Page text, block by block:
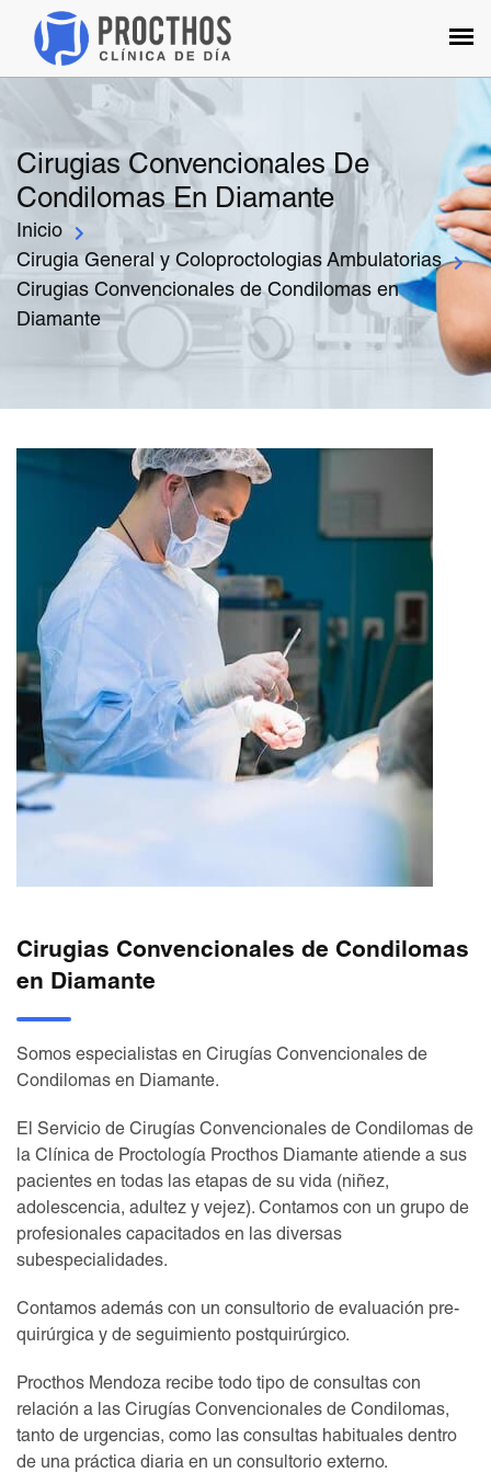
Cirugias Convencionales De
Condilomas En Diamante
Inicio
Cirugia General y Coloproctologias Ambulatorias
Cirugias Convencionales de Condilomas en
Diamante
Cirugias Convencionales de Condilomas
en Diamante
Somos especialistas en Cirugías Convencionales de
Condilomas en Diamante.
El Servicio de Cirugías Convencionales de Condilomas de
la Clínica de Proctología Procthos Diamante atiende a sus
pacientes en todas las etapas de su vida (niñez,
adolescencia, adultez y vejez). Contamos con un grupo de
profesionales capacitados en las diversas
subespecialidades.
Contamos además con un consultorio de evaluación pre-
quirúrgica y de seguimiento postquirúrgico.
Procthos Mendoza recibe todo tipo de consultas con
relación a las Cirugías Convencionales de Condilomas,
tanto de urgencias, como las consultas habituales dentro
de una práctica diaria en un consultorio externo.